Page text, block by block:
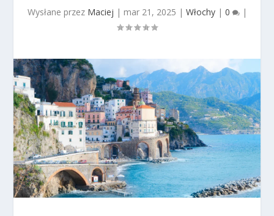
Wysłane przez Maciej | mar 21, 2025 | Włochy| 0 |